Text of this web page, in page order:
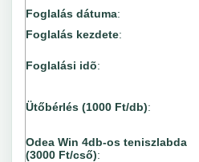
Foglalás dátuma:
Foglalás kezdete:
Foglalási idõ:
Ütőbérlés (1000 Ft/db):
Odea Win 4db-os teniszlabda
(3000 Ft/cső):